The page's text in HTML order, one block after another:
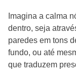
Imagina a calma
dentro, seja
paredes em tons
fundo, ou até
que traduzem